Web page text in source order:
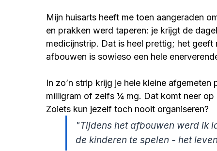
Mijn huisarts heeft me toen aangeraden
en prakken werd taperen: je krijgt de
medicijnstrip. Dat is heel prettig; het
afbouwen is sowieso een hele
In zo’n strip krijg je hele kleine
milligram of zelfs ¼ mg. Dat komt neer
Zoiets kun jezelf toch nooit organiseren?
"Tijdens het afbouwen werd ik
de kinderen te spelen - het